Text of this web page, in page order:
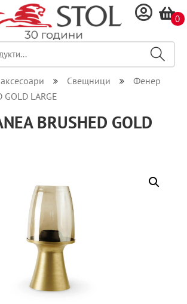
0
Свещници
Фенер
GOLD LARGE
BRUSHED GOLD